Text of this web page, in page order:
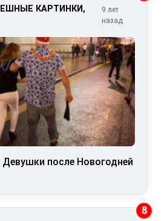
КАРТИНКИ,
9 лет
назад
Девушки после Новогодней
8